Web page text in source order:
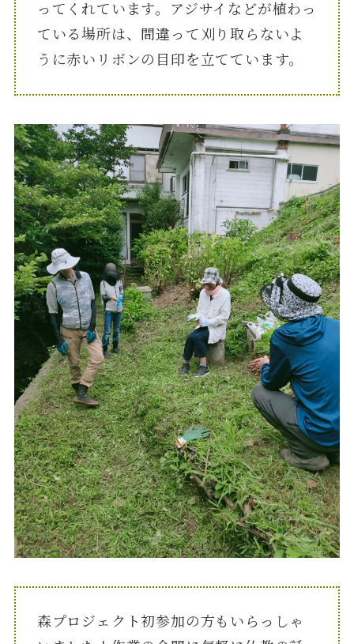
ってくれています。アジサイなどが植わっ
ている場所は、間違って刈り取らないよ
うに赤いリボンの目印を立てています。
森プロジェクト初参加の方もいらっしゃ